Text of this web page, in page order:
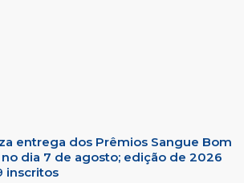
entrega dos Prêmios Sangue Bom
dia 7 de agosto; edição de 2026
inscritos